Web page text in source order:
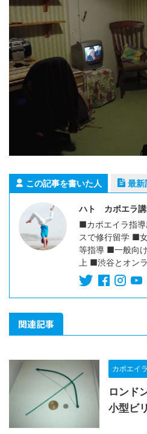
この記事を書いた人 最新
ハト カポエラ
■カポエイラ指
スで修行留学 ■
等指導 ■一般向
上 ■渋谷とオン
関連記事
カポエイ
ロンド
小型ビ